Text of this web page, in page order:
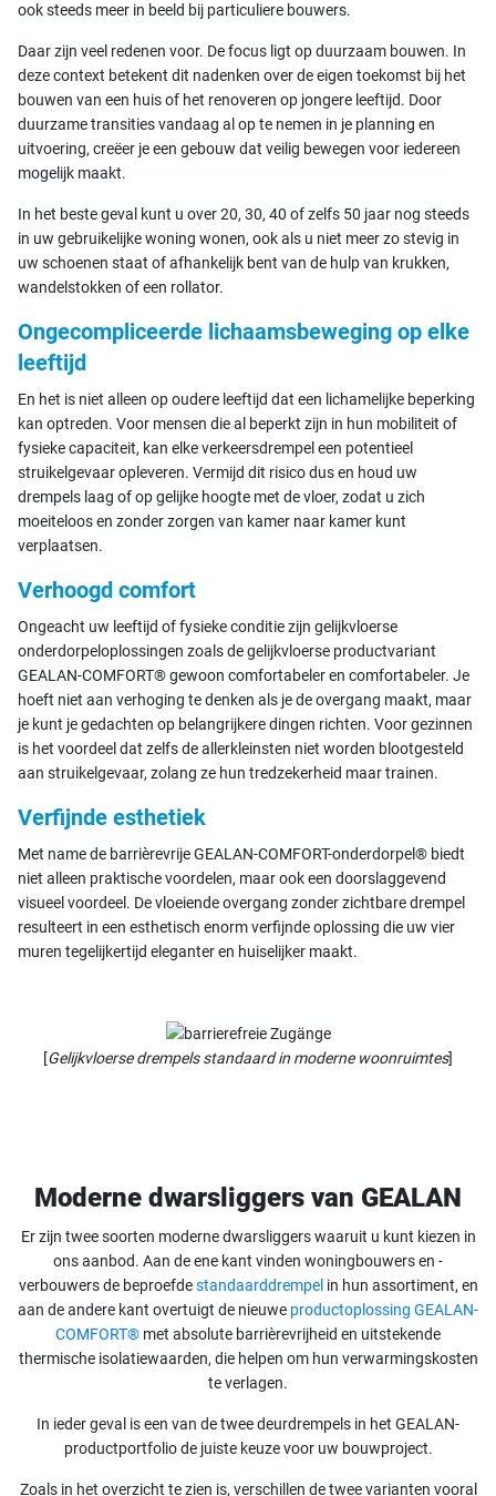
ook steeds meer in beeld bij particuliere bouwers.
Daar zijn veel redenen voor. De focus ligt op duurzaam bouwen. In
deze context betekent dit nadenken over de eigen toekomst bij het
bouwen van een huis of het renoveren op jongere leeftijd. Door
duurzame transities vandaag al op te nemen in je planning en
uitvoering, creëer je een gebouw dat veilig bewegen voor iedereen
mogelijk maakt.
In het beste geval kunt u over 20, 30, 40 of zelfs 50 jaar nog steeds
in uw gebruikelijke woning wonen, ook als u niet meer zo stevig in
uw schoenen staat of afhankelijk bent van de hulp van krukken,
wandelstokken of een rollator.
Ongecompliceerde lichaamsbeweging op elke
leeftijd
En het is niet alleen op oudere leeftijd dat een lichamelijke beperking
kan optreden. Voor mensen die al beperkt zijn in hun mobiliteit of
fysieke capaciteit, kan elke verkeersdrempel een potentieel
struikelgevaar opleveren. Vermijd dit risico dus en houd uw
drempels laag of op gelijke hoogte met de vloer, zodat u zich
moeiteloos en zonder zorgen van kamer naar kamer kunt
verplaatsen.
Verhoogd comfort
Ongeacht uw leeftijd of fysieke conditie zijn gelijkvloerse
onderdorpeloplossingen zoals de gelijkvloerse productvariant
GEALAN-COMFORT® gewoon comfortabeler en comfortabeler. Je
hoeft niet aan verhoging te denken als je de overgang maakt, maar
je kunt je gedachten op belangrijkere dingen richten. Voor gezinnen
is het voordeel dat zelfs de allerkleinsten niet worden blootgesteld
aan struikelgevaar, zolang ze hun tredzekerheid maar trainen.
Verfijnde esthetiek
Met name de barrièrevrije GEALAN-COMFORT-onderdorpel® biedt
niet alleen praktische voordelen, maar ook een doorslaggevend
visueel voordeel. De vloeiende overgang zonder zichtbare drempel
resulteert in een esthetisch enorm verfijnde oplossing die uw vier
muren tegelijkertijd eleganter en huiselijker maakt.
[Gelijkvloerse drempels standaard in moderne woonruimtes]
Moderne dwarsliggers van GEALAN
Er zijn twee soorten moderne dwarsliggers waaruit u kunt kiezen in
ons aanbod. Aan de ene kant vinden woningbouwers en -
verbouwers de beproefdestandaarddrempelin hun assortiment, en
aan de andere kant overtuigt de nieuwe productoplossing GEALAN-
COMFORT® met absolute barrièrevrijheid en uitstekende
thermische isolatiewaarden, die helpen om hun verwarmingskosten
te verlagen.
In ieder geval is een van de twee deurdrempels in het GEALAN-
productportfolio de juiste keuze voor uw bouwproject.
Zoals in het overzicht te zien is, verschillen de twee varianten vooral